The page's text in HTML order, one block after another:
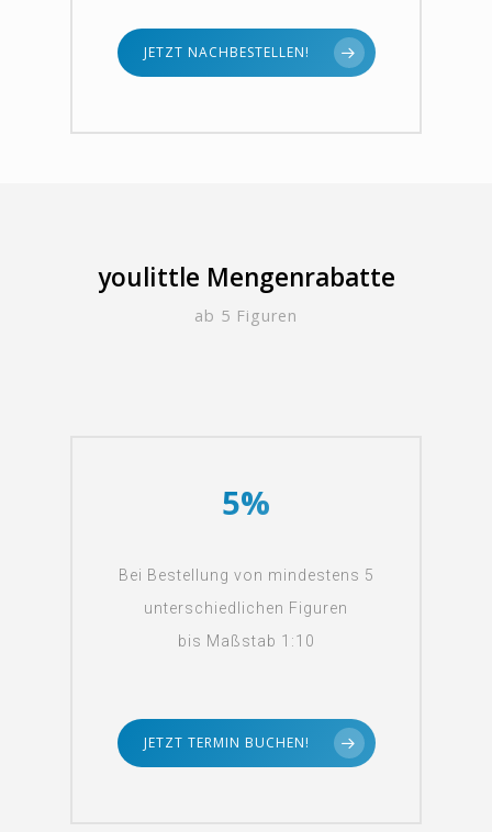
JETZT NACHBESTELLEN!
youlittle Mengenrabatte
ab 5 Figuren
5%
Bei Bestellung von mindestens 5
unterschiedlichen Figuren
bis Maßstab 1:10
JETZT TERMIN BUCHEN!